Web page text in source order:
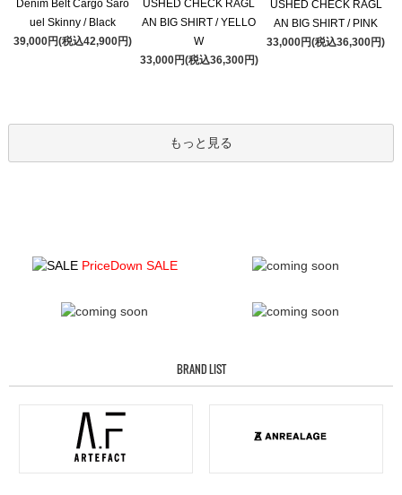
Denim Belt Cargo Saro
uel Skinny / Black
39,000円(税込42,900円)
USHED CHECK RAGL
AN BIG SHIRT / YELLO
W
33,000円(税込36,300円)
USHED CHECK RAGL
AN BIG SHIRT / PINK
33,000円(税込36,300円)
もっと見る
PriceDown SALE
BRAND LIST